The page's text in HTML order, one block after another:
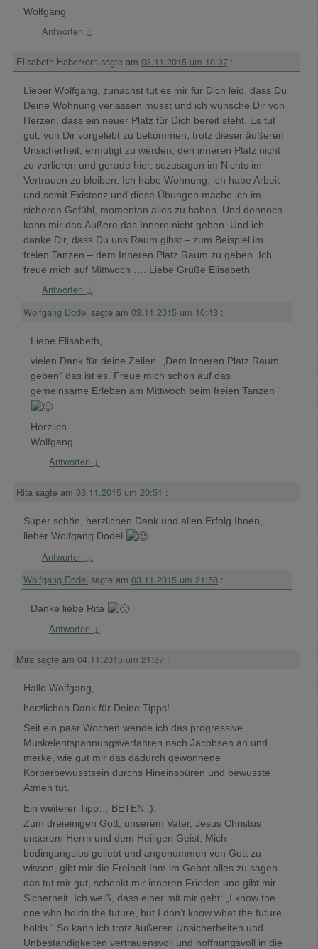
Wolfgang
Antworten ↓
Elisabeth Haberkorn sagte am 03.11.2015 um 10:37 :
Lieber Wolfgang, zunächst tut es mir für Dich leid, dass Du
Deine Wohnung verlassen musst und ich wünsche Dir von
Herzen, dass ein neuer Platz für Dich bereit steht. Es tut
gut, von Dir vorgelebt zu bekommen, trotz dieser äußeren
Unsicherheit, ermutigt zu werden, den inneren Platz nicht
zu verlieren und gerade hier, sozusagen im Nichts im
Vertrauen zu bleiben. Ich habe Wohnung, ich habe Arbeit
und somit Existenz und diese Übungen mache ich im
sicheren Gefühl, momentan alles zu haben. Und dennoch
kann mir das Äußere das Innere nicht geben. Und ich
danke Dir, dass Du uns Raum gibst – zum Beispiel im
freien Tanzen – dem Inneren Platz Raum zu geben. Ich
freue mich auf Mittwoch …. Liebe Grüße Elisabeth
Antworten ↓
Wolfgang Dodel sagte am 03.11.2015 um 10:43 :
Liebe Elisabeth,
vielen Dank für deine Zeilen. „Dem Inneren Platz Raum
geben“ das ist es. Freue mich schon auf das
gemeinsame Erleben am Mittwoch beim freien Tanzen
Herzlich
Wolfgang
Antworten ↓
Rita sagte am 03.11.2015 um 20:51 :
Super schön, herzlichen Dank und allen Erfolg Ihnen,
lieber Wolfgang Dodel
Antworten ↓
Wolfgang Dodel sagte am 03.11.2015 um 21:58 :
Danke liebe Rita
Antworten ↓
Mira sagte am 04.11.2015 um 21:37 :
Hallo Wolfgang,
herzlichen Dank für Deine Tipps!
Seit ein paar Wochen wende ich das progressive
Muskelentspannungsverfahren nach Jacobsen an und
merke, wie gut mir das dadurch gewonnene
Körperbewusstsein durchs Hineinspüren und bewusste
Atmen tut.
Ein weiterer Tipp… BETEN :).
Zum dreieinigen Gott, unserem Vater, Jesus Christus
unserem Herrn und dem Heiligen Geist. Mich
bedingungslos geliebt und angenommen von Gott zu
wissen, gibt mir die Freiheit Ihm im Gebet alles zu sagen…
das tut mir gut, schenkt mir inneren Frieden und gibt mir
Sicherheit. Ich weiß, dass einer mit mir geht: „I know the
one who holds the future, but I don’t know what the future
holds.“ So kann ich trotz äußeren Unsicherheiten und
Unbeständigkeiten vertrauensvoll und hoffnungsvoll in die